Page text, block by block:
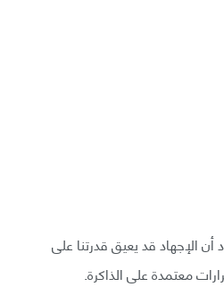
الإجهاد قد يعيق قدرتنا على
معتمدة على الذاكرة.